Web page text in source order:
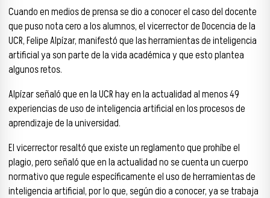
Cuando en medios de prensa se dio a conocer el caso del docente
que puso nota cero a los alumnos, el vicerrector de Docencia de la
UCR, Felipe Alpízar, manifestó que las herramientas de inteligencia
artificial ya son parte de la vida académica y que esto plantea
algunos retos.
Alpízar señaló que en la UCR hay en la actualidad al menos 49
experiencias de uso de inteligencia artificial en los procesos de
aprendizaje de la universidad.
El vicerrector resaltó que existe un reglamento que prohíbe el
plagio, pero señaló que en la actualidad no se cuenta un cuerpo
normativo que regule específicamente el uso de herramientas de
inteligencia artificial, por lo que, según dio a conocer, ya se trabaja